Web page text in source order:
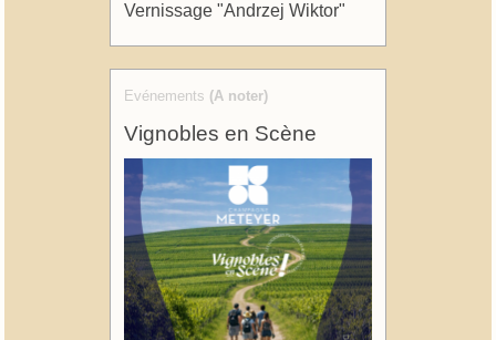
Vernissage "Andrzej Wiktor"
Evénements (A noter)
Vignobles en Scène